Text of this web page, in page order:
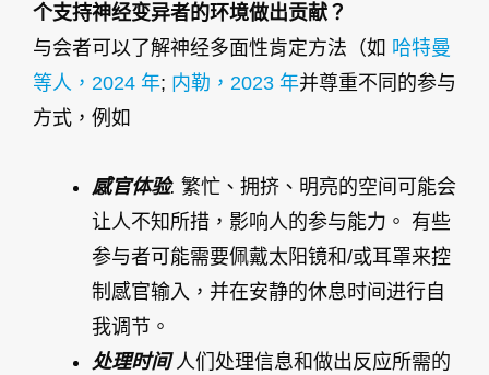
个支持神经变异者的环境做出贡献？
与会者可以了解神经多面性肯定方法（如 哈特曼
等人，2024 年; 内勒，2023 年并尊重不同的参与
方式，例如
感官体验. 繁忙、拥挤、明亮的空间可能会
让人不知所措，影响人的参与能力。 有些
参与者可能需要佩戴太阳镜和/或耳罩来控
制感官输入，并在安静的休息时间进行自
我调节。
处理时间人们处理信息和做出反应所需的